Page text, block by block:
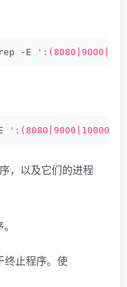
-E
':(8080|9000|10000)'
，以及它们的进程
终止程序。使